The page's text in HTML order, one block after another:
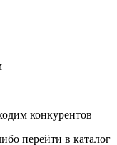
конкурентов
перейти в каталог